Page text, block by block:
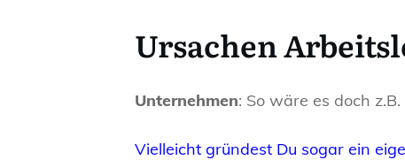
Ursachen
Unternehmen: So wäre es doch
Vielleicht gründest Du sogar ein